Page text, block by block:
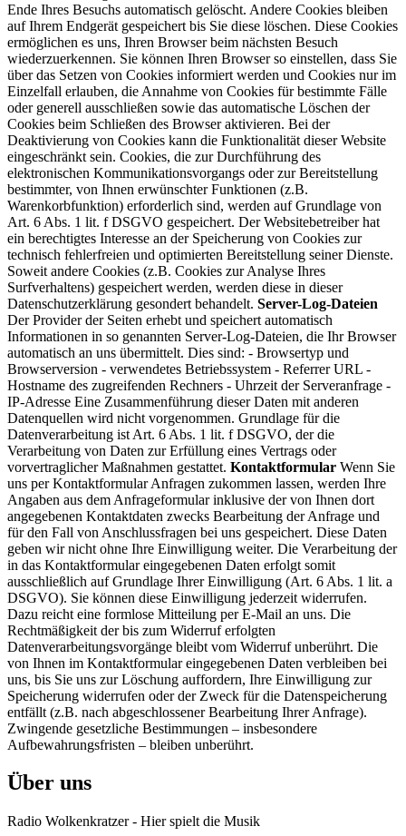
Ende Ihres Besuchs automatisch gelöscht. Andere Cookies bleiben
auf Ihrem Endgerät gespeichert bis Sie diese löschen. Diese Cookies
ermöglichen es uns, Ihren Browser beim nächsten Besuch
wiederzuerkennen. Sie können Ihren Browser so einstellen, dass Sie
über das Setzen von Cookies informiert werden und Cookies nur im
Einzelfall erlauben, die Annahme von Cookies für bestimmte Fälle
oder generell ausschließen sowie das automatische Löschen der
Cookies beim Schließen des Browser aktivieren. Bei der
Deaktivierung von Cookies kann die Funktionalität dieser Website
eingeschränkt sein. Cookies, die zur Durchführung des
elektronischen Kommunikationsvorgangs oder zur Bereitstellung
bestimmter, von Ihnen erwünschter Funktionen (z.B.
Warenkorbfunktion) erforderlich sind, werden auf Grundlage von
Art. 6 Abs. 1 lit. f DSGVO gespeichert. Der Websitebetreiber hat
ein berechtigtes Interesse an der Speicherung von Cookies zur
technisch fehlerfreien und optimierten Bereitstellung seiner Dienste.
Soweit andere Cookies (z.B. Cookies zur Analyse Ihres
Surfverhaltens) gespeichert werden, werden diese in dieser
Datenschutzerklärung gesondert behandelt. Server-Log-Dateien
Der Provider der Seiten erhebt und speichert automatisch
Informationen in so genannten Server-Log-Dateien, die Ihr Browser
automatisch an uns übermittelt. Dies sind: - Browsertyp und
Browserversion - verwendetes Betriebssystem - Referrer URL -
Hostname des zugreifenden Rechners - Uhrzeit der Serveranfrage -
IP-Adresse Eine Zusammenführung dieser Daten mit anderen
Datenquellen wird nicht vorgenommen. Grundlage für die
Datenverarbeitung ist Art. 6 Abs. 1 lit. f DSGVO, der die
Verarbeitung von Daten zur Erfüllung eines Vertrags oder
vorvertraglicher Maßnahmen gestattet. Kontaktformular Wenn Sie
uns per Kontaktformular Anfragen zukommen lassen, werden Ihre
Angaben aus dem Anfrageformular inklusive der von Ihnen dort
angegebenen Kontaktdaten zwecks Bearbeitung der Anfrage und
für den Fall von Anschlussfragen bei uns gespeichert. Diese Daten
geben wir nicht ohne Ihre Einwilligung weiter. Die Verarbeitung der
in das Kontaktformular eingegebenen Daten erfolgt somit
ausschließlich auf Grundlage Ihrer Einwilligung (Art. 6 Abs. 1 lit. a
DSGVO). Sie können diese Einwilligung jederzeit widerrufen.
Dazu reicht eine formlose Mitteilung per E-Mail an uns. Die
Rechtmäßigkeit der bis zum Widerruf erfolgten
Datenverarbeitungsvorgänge bleibt vom Widerruf unberührt. Die
von Ihnen im Kontaktformular eingegebenen Daten verbleiben bei
uns, bis Sie uns zur Löschung auffordern, Ihre Einwilligung zur
Speicherung widerrufen oder der Zweck für die Datenspeicherung
entfällt (z.B. nach abgeschlossener Bearbeitung Ihrer Anfrage).
Zwingende gesetzliche Bestimmungen – insbesondere
Aufbewahrungsfristen – bleiben unberührt.
Über uns
Radio Wolkenkratzer - Hier spielt die Musik